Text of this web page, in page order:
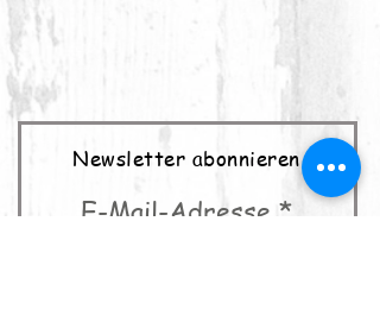
Newsletter abonnieren
E-Mail-Adresse